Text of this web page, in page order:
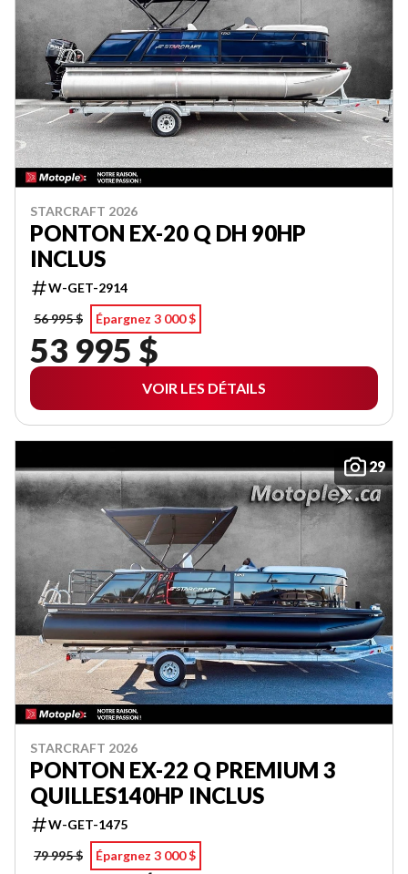
STARCRAFT 2026
PONTON EX-20 Q DH 90HP
INCLUS
W-GET-2914
56 995 $
Épargnez 3 000 $
53 995 $
VOIR LES DÉTAILS
29
STARCRAFT 2026
PONTON EX-22 Q PREMIUM 3
QUILLES140HP INCLUS
W-GET-1475
79 995 $
Épargnez 3 000 $